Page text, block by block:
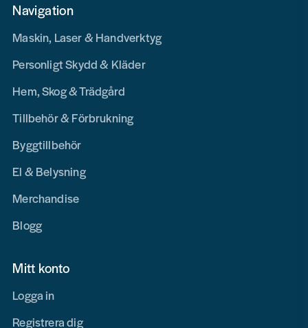
Navigation
Maskin, Laser & Handverktyg
Personligt Skydd & Kläder
Hem, Skog & Trädgård
Tillbehör & Förbrukning
Byggtillbehör
El & Belysning
Merchandise
Blogg
Mitt konto
Logga in
Registrera dig